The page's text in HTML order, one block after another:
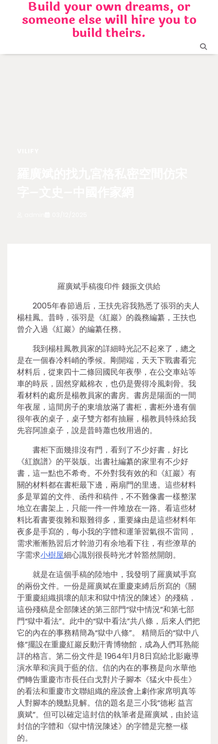
Build your own dreams, or
someone else will hire you to
build theirs.
羅廣斌手稿復印件 錢振文供給
2005年春節過后，王扶先容我熟悉了張羽的夫人
楊桂鳳。昔時，張羽是《紅巖》的義務編纂，王扶也
曾介入過《紅巖》的編纂任務。
我到楊桂鳳教員家的詳細時光記不起來了，總之
是在一個春冷料峭的季候。剛開端，天天下戰書看完
材料后，從東四十二條回國民年夜學，在公交車站等
車的時辰，固然穿戴棉衣，也仍是覺得冷風刺骨。我
看材料的處所是楊教員家的書房。書房是陽面的一間
年夜屋，這間房子的東墻放滿了書柜，書柜外邊有個
很年夜的桌子，桌子雙方都有抽屜，楊教員特殊給我
先容阿誰桌子，說是昔時蕭也牧用過的。
書柜下面幾排沒有門，看到了不少好書，好比
《紅旗譜》的平裝版。出書社編纂的家里有不少好
書，這一點也不希奇。不外對我有效的和《紅巖》有
關的材料都在書柜最下邊，兩扇門的里邊。這些材料
多是單篇的文件、函件和稿件，不不難像書一樣整潔
地立在書架上，只能一件一件堆放在一路。看這些材
料比看書要復雜和艱難得多，重要緣由是這些材料年
夜多是手寫的，每小我的字體和運筆習氣很不雷同，
需求漸漸熟習后才幹游刃有余地看下往，有些潦草的
字需求小樹屋細心識別很長時光才幹豁然開朗。
就是在這個手稿的陸地中，我發明了羅廣斌手寫
的兩份文件。一份是羅廣斌在重慶束縛后所寫的《關
于重慶組織損壞的顛末和獄中情況的陳述》的殘稿，
這份殘稿是全部陳述的第三部門“獄中情況”和第七部
門“獄中看法”。此中的“獄中看法”共八條，后來人們把
它的內在的事務精簡為“獄中八條”。 精簡后的“獄中八
條”擺設在重慶紅巖反動汗青博物館，成為人們耳熟能
詳的格言。第二份文件是 1964年1月8日寫給北影廠導
演水華和演員于藍的信。信的內在的事務是向水華他
們轉告重慶市市長任白戈對片子腳本《猛火中長生》
的看法和重慶市文聯組織的座談會上劇作家席明真等
人對腳本的幾點見解。信的題名是三小我“德彬 益言
廣斌”。但可以確定這封信的執筆者是羅廣斌，由於這
封信的字體和《獄中情況陳述》的字體是完整一樣
的。